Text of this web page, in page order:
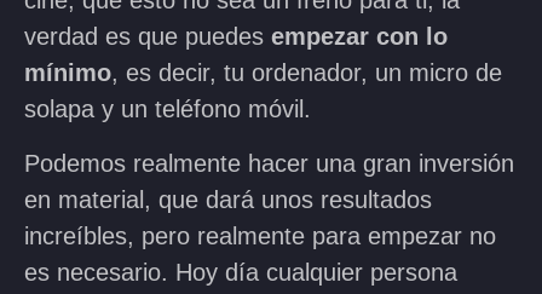
verdad es que puedes empezar con lo
mínimo, es decir, tu ordenador, un micro de
solapa y un teléfono móvil.
Podemos realmente hacer una gran inversión
en material, que dará unos resultados
increíbles, pero realmente para empezar no
es necesario. Hoy día cualquier persona